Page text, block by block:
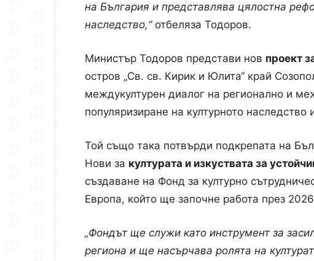
на България и представлява цялостна
наследство,“отбеляза Тодоров.
Министър Тодоров представи нов проект
остров „Св. св. Кирик и Юлита“ край
междукултурен диалог на регионално и
популяризиране на културното
Той също така потвърди подкрепата на
Нови за културата и изкуствата за
създаване на Фонд за културно
Европа, който ще започне работа през 2026
„Фондът ще служи като инструмент за
региона и ще насърчава ролята на